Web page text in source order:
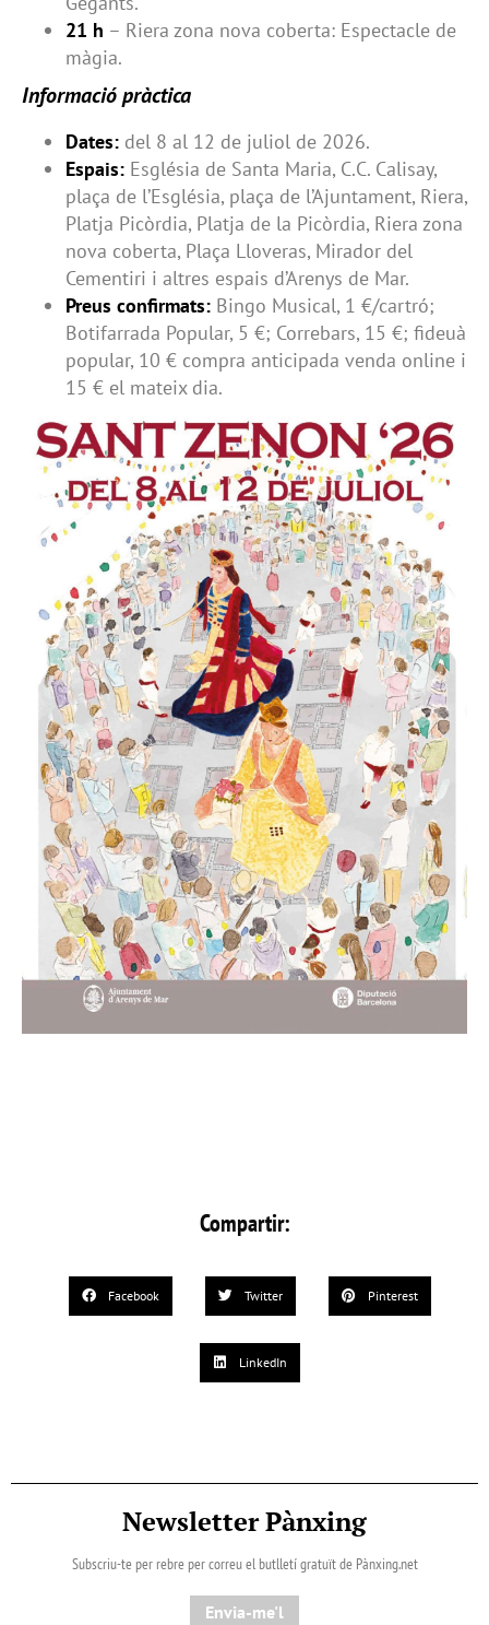
21 h – Riera zona nova coberta: Espectacle de
màgia.
Informació pràctica
Dates: del 8 al 12 de juliol de 2026.
Espais: Església de Santa Maria, C.C. Calisay,
plaça de l’Església, plaça de l’Ajuntament, Riera,
Platja Picòrdia, Platja de la Picòrdia, Riera zona
nova coberta, Plaça Lloveras, Mirador del
Cementiri i altres espais d’Arenys de Mar.
Preus confirmats: Bingo Musical, 1 €/cartró;
Botifarrada Popular, 5 €; Correbars, 15 €; fideuà
popular, 10 € compra anticipada venda online i
15 € el mateix dia.
Compartir:
Facebook Twitter Pinterest
LinkedIn
Newsletter Pànxing
Subscriu-te per rebre per correu el butlletí gratuït de Pànxing.net​
Envia-me'l